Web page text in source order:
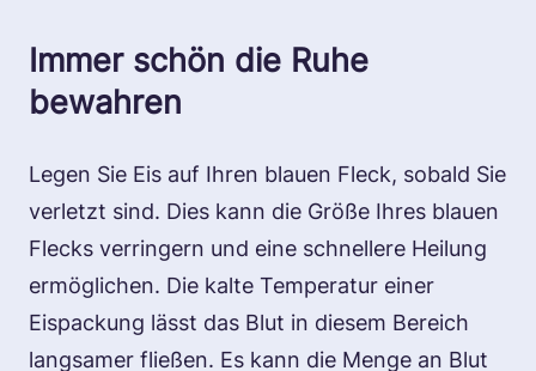
Immer schön die Ruhe
bewahren
Legen Sie Eis auf Ihren blauen Fleck, sobald Sie
verletzt sind. Dies kann die Größe Ihres blauen
Flecks verringern und eine schnellere Heilung
ermöglichen. Die kalte Temperatur einer
Eispackung lässt das Blut in diesem Bereich
langsamer fließen. Es kann die Menge an Blut